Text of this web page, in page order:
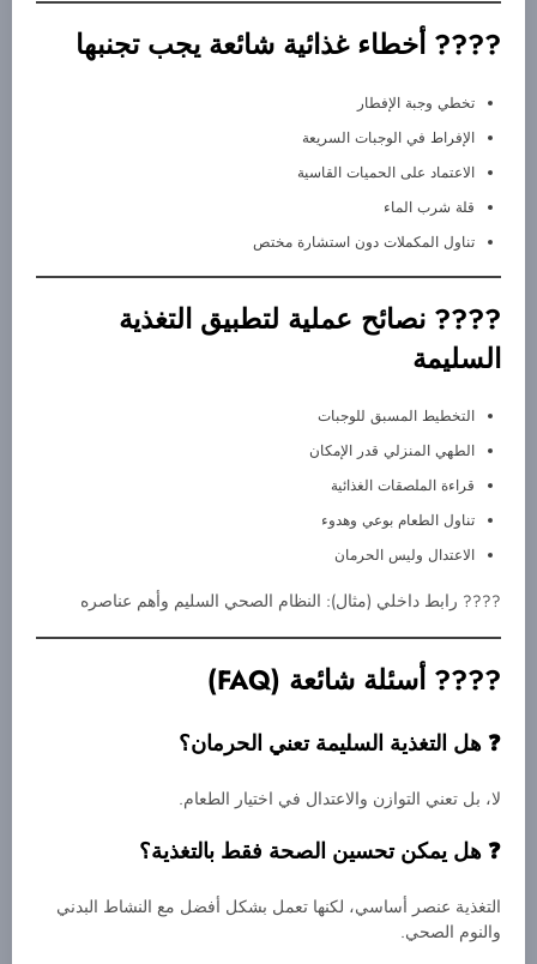
???? أخطاء غذائية شائعة يجب تجنبها
تخطي وجبة الإفطار
الإفراط في الوجبات السريعة
الاعتماد على الحميات القاسية
قلة شرب الماء
تناول المكملات دون استشارة مختص
???? نصائح عملية لتطبيق التغذية
السليمة
التخطيط المسبق للوجبات
الطهي المنزلي قدر الإمكان
قراءة الملصقات الغذائية
تناول الطعام بوعي وهدوء
الاعتدال وليس الحرمان
???? رابط داخلي (مثال): النظام الصحي السليم وأهم عناصره
???? أسئلة شائعة (FAQ)
هل التغذية السليمة تعني الحرمان؟
لا، بل تعني التوازن والاعتدال في اختيار الطعام.
هل يمكن تحسين الصحة فقط بالتغذية؟
التغذية عنصر أساسي، لكنها تعمل بشكل أفضل مع النشاط البدني
والنوم الصحي.